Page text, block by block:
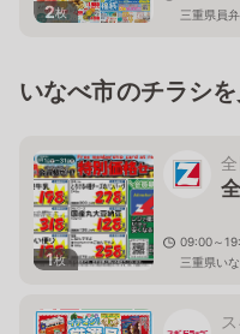
2枚
三重県員
いなべ市のチラシ
1枚
09:00～
三重県い